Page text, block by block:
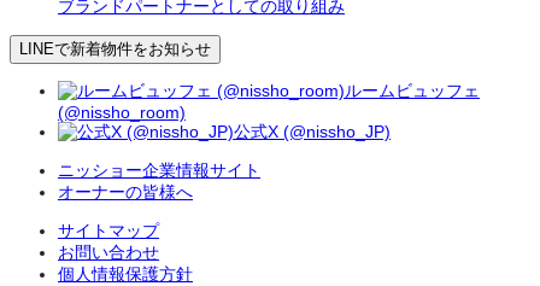
ブランドパートナーとしての取り組み
LINEで新着物件をお知らせ
ルームビュッフェ
(@nissho_room)
公式X (@nissho_JP)
ニッショー企業情報サイト
オーナーの皆様へ
サイトマップ
お問い合わせ
個人情報保護方針